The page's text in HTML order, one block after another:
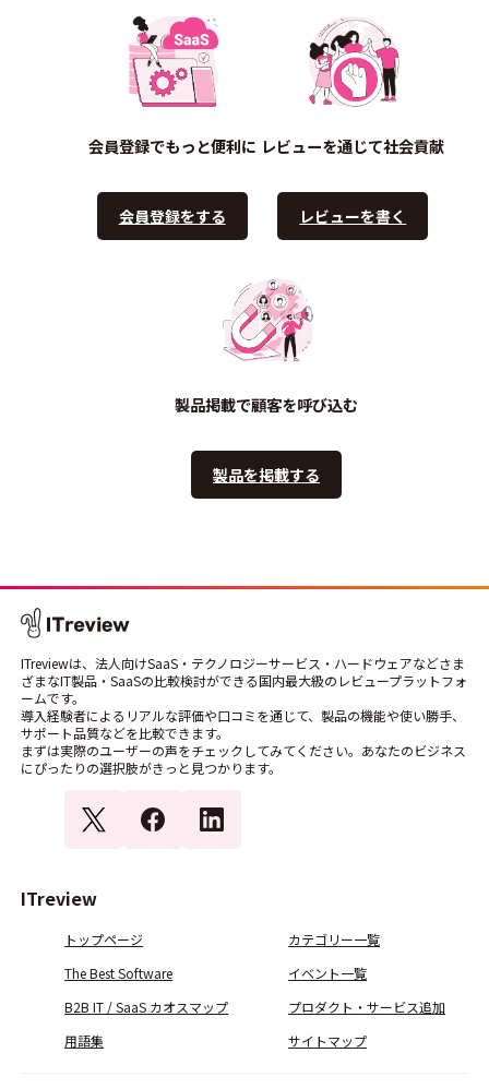
会員登録でもっと便利に
会員登録をする
レビューを通じて社会貢献
レビューを書く
製品掲載で顧客を呼び込む
製品を掲載する
ITreviewは、法人向けSaaS・テクノロジーサービス・ハードウェアなどさま
ざまなIT製品・SaaSの比較検討ができる国内最大級のレビュープラットフォ
ームです。
導入経験者によるリアルな評価や口コミを通じて、製品の機能や使い勝手、
サポート品質などを比較できます。
まずは実際のユーザーの声をチェックしてみてください。あなたのビジネス
にぴったりの選択肢がきっと見つかります。
ITreview
トップページ
カテゴリー一覧
The Best Software
イベント一覧
B2B IT / SaaS カオスマップ
プロダクト・サービス追加
用語集
サイトマップ